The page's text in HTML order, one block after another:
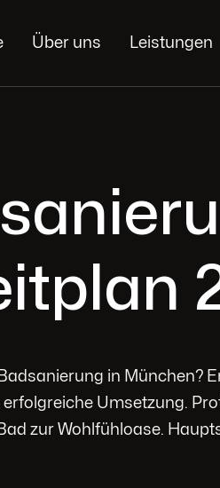
Über uns Leistungen
in München?
Umsetzung.
zur Wohlfühloase.